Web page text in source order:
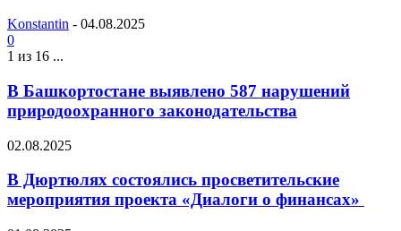
Konstantin - 04.08.2025
0
1 из 16 ...
В Башкортостане выявлено 587 нарушений
природоохранного законодательства
02.08.2025
В Дюртюлях состоялись просветительские
мероприятия проекта «Диалоги о финансах»